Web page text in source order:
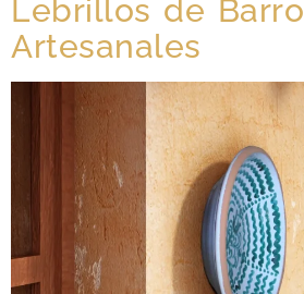
Lebrillos de Barro
Artesanales